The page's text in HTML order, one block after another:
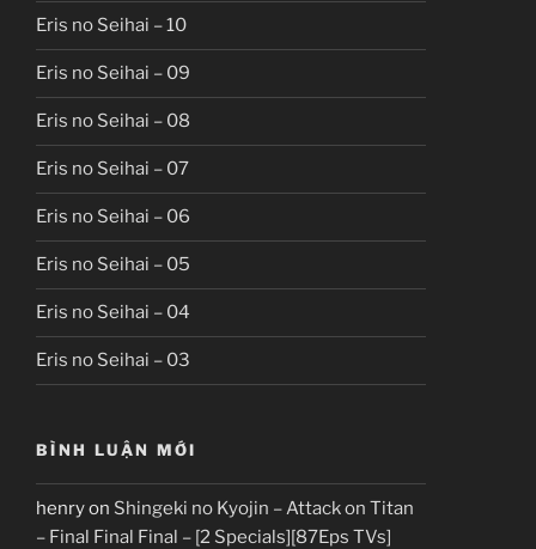
Eris no Seihai – 10
Eris no Seihai – 09
Eris no Seihai – 08
Eris no Seihai – 07
Eris no Seihai – 06
Eris no Seihai – 05
Eris no Seihai – 04
Eris no Seihai – 03
BÌNH LUẬN MỚI
henryon Shingeki no Kyojin – Attack on Titan
– Final Final Final – [2 Specials][87Eps TVs]